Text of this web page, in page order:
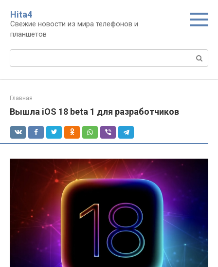
контенту
Нita4
Свежие новости из мира телефонов и
планшетов
Поиск:
Главная
Вышла iOS 18 beta 1 для разработчиков